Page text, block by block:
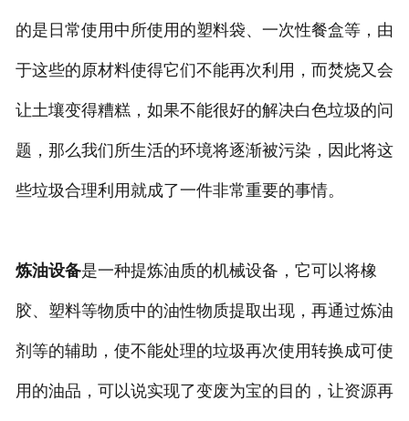
的是日常使用中所使用的塑料袋、一次性餐盒等，由
于这些的原材料使得它们不能再次利用，而焚烧又会
让土壤变得糟糕，如果不能很好的解决白色垃圾的问
题，那么我们所生活的环境将逐渐被污染，因此将这
些垃圾合理利用就成了一件非常重要的事情。
炼油设备是一种提炼油质的机械设备，它可以将橡
胶、塑料等物质中的油性物质提取出现，再通过炼油
剂等的辅助，使不能处理的垃圾再次使用转换成可使
用的油品，可以说实现了变废为宝的目的，让资源再